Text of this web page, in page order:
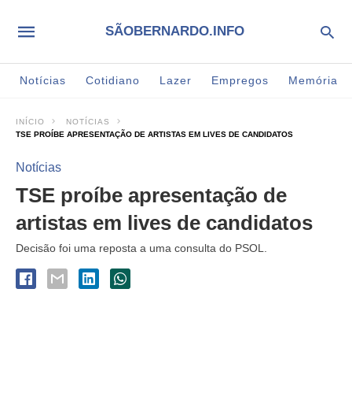
SÃOBERNARDO.INFO
Notícias Cotidiano Lazer Empregos Memória
INÍCIO
NOTÍCIAS
TSE PROÍBE APRESENTAÇÃO DE ARTISTAS EM LIVES DE CANDIDATOS
Notícias
TSE proíbe apresentação de
artistas em lives de candidatos
Decisão foi uma reposta a uma consulta do PSOL.